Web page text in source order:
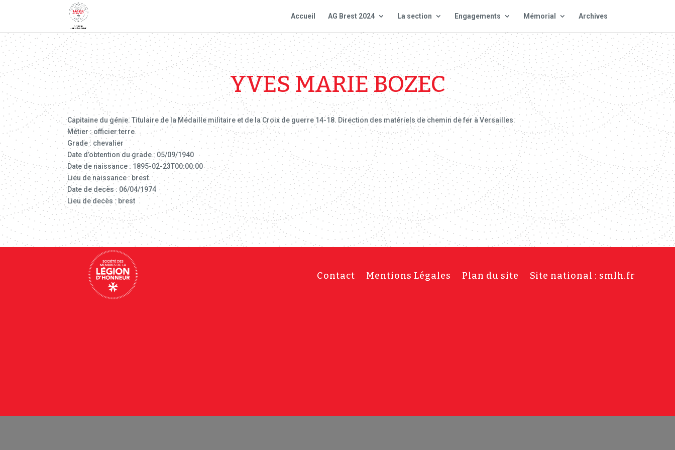
Accueil AG Brest 2024 La section Engagements Mémorial Archives
YVES MARIE BOZEC
Capitaine du génie. Titulaire de la Médaille militaire et de la Croix de guerre 14-18. Direction des matériels de chemin de fer à Versailles.
Métier : officier terre
Grade : chevalier
Date d’obtention du grade : 05/09/1940
Date de naissance : 1895-02-23T00:00:00
Lieu de naissance : brest
Date de decès : 06/04/1974
Lieu de decès : brest
Contact Mentions Légales Plan du site Site national : smlh.fr